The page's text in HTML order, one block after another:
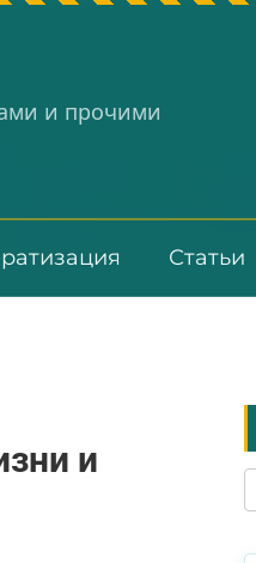
и прочими
Статьи
и